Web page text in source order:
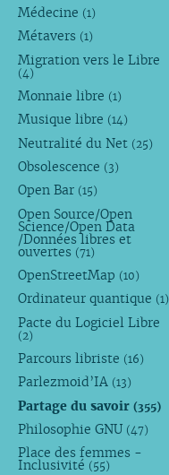
Médecine (1)
Métavers (1)
Migration vers le Libre
(4)
Monnaie libre (1)
Musique libre (14)
Neutralité du Net (25)
Obsolescence (3)
Open Bar (15)
Open Source/Open
Science/Open Data
/Données libres et
ouvertes (71)
OpenStreetMap (10)
Ordinateur quantique (1)
Pacte du Logiciel Libre
(2)
Parcours libriste (16)
Parlezmoid’IA (13)
Partage du savoir (355)
Philosophie GNU (47)
Place des femmes -
Inclusivité (55)